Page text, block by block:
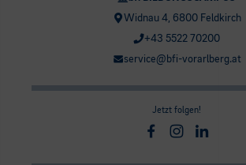
Widnau 4, 6800 Feldkirch
+43 5522 70200
service@bfi-vorarlberg.at
Jetzt folgen!
Facebook
Instagram
Linkedin